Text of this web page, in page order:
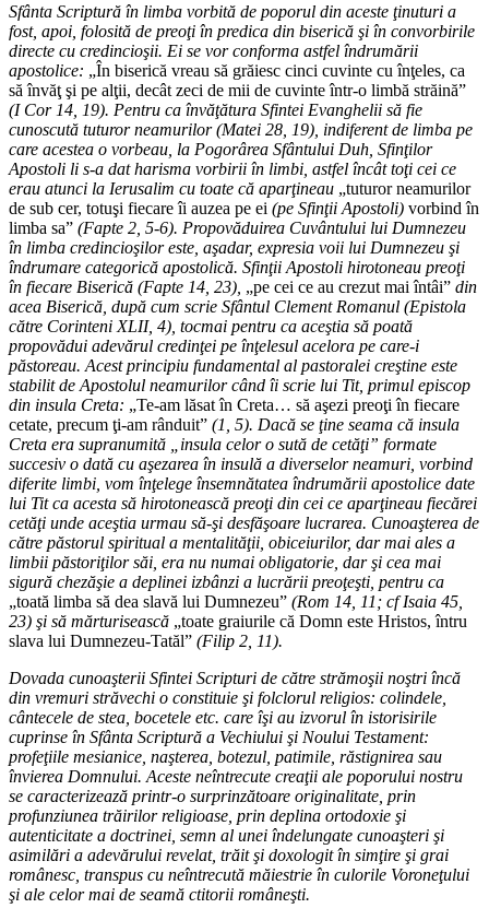
Sfânta Scriptură în limba vorbită de poporul din aceste ţinuturi a
fost, apoi, folosită de preoţi în predica din biserică şi în convorbirile
directe cu credincioşii. Ei se vor conforma astfel îndrumării
apostolice: „În biserică vreau să grăiesc cinci cuvinte cu înţeles, ca
să învăţ şi pe alţii, decât zeci de mii de cuvinte într-o limbă străină”
(I Cor 14, 19). Pentru ca învăţătura Sfintei Evanghelii să fie
cunoscută tuturor neamurilor (Matei 28, 19), indiferent de limba pe
care acestea o vorbeau, la Pogorârea Sfântului Duh, Sfinţilor
Apostoli li s-a dat harisma vorbirii în limbi, astfel încât toţi cei ce
erau atunci la Ierusalim cu toate că aparţineau „tuturor neamurilor
de sub cer, totuşi fiecare îi auzea pe ei (pe Sfinţii Apostoli) vorbind în
limba sa” (Fapte 2, 5-6). Propovăduirea Cuvântului lui Dumnezeu
în limba credincioşilor este, aşadar, expresia voii lui Dumnezeu şi
îndrumare categorică apostolică. Sfinţii Apostoli hirotoneau preoţi
în fiecare Biserică (Fapte 14, 23), „pe cei ce au crezut mai întâi” din
acea Biserică, după cum scrie Sfântul Clement Romanul (Epistola
către Corinteni XLII, 4), tocmai pentru ca aceştia să poată
propovădui adevărul credinţei pe înţelesul acelora pe care-i
păstoreau. Acest principiu fundamental al pastoralei creştine este
stabilit de Apostolul neamurilor când îi scrie lui Tit, primul episcop
din insula Creta: „Te-am lăsat în Creta… să aşezi preoţi în fiecare
cetate, precum ţi-am rânduit” (1, 5). Dacă se ţine seama că insula
Creta era supranumită „insula celor o sută de cetăţi” formate
succesiv o dată cu aşezarea în insulă a diverselor neamuri, vorbind
diferite limbi, vom înţelege însemnătatea îndrumării apostolice date
lui Tit ca acesta să hirotonească preoţi din cei ce aparţineau fiecărei
cetăţi unde aceştia urmau să-şi desfăşoare lucrarea. Cunoaşterea de
către păstorul spiritual a mentalităţii, obiceiurilor, dar mai ales a
limbii păstoriţilor săi, era nu numai obligatorie, dar şi cea mai
sigură chezăşie a deplinei izbânzi a lucrării preoţeşti, pentru ca
„toată limba să dea slavă lui Dumnezeu” (Rom 14, 11; cf Isaia 45,
23) şi să mărturisească „toate graiurile că Domn este Hristos, întru
slava lui Dumnezeu-Tatăl” (Filip 2, 11).
Dovada cunoaşterii Sfintei Scripturi de către strămoşii noştri încă
din vremuri străvechi o constituie şi folclorul religios: colindele,
cântecele de stea, bocetele etc. care îşi au izvorul în istorisirile
cuprinse în Sfânta Scriptură a Vechiului şi Noului Testament:
profeţiile mesianice, naşterea, botezul, patimile, răstignirea sau
învierea Domnului. Aceste neîntrecute creaţii ale poporului nostru
se caracterizează printr-o surprinzătoare originalitate, prin
profunziunea trăirilor religioase, prin deplina ortodoxie şi
autenticitate a doctrinei, semn al unei îndelungate cunoaşteri şi
asimilări a adevărului revelat, trăit şi doxologit în simţire şi grai
românesc, transpus cu neîntrecută măiestrie în culorile Voroneţului
şi ale celor mai de seamă ctitorii româneşti.